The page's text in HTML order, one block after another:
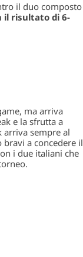
il duo composto
il risultato di 6-
ma arriva
e la sfrutta a
arriva sempre al
a concedere il
i due italiani che